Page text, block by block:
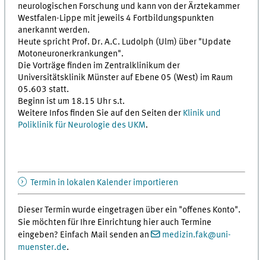
neurologischen Forschung und kann von der Ärztekammer
Westfalen-Lippe mit jeweils 4 Fortbildungspunkten
anerkannt werden.
Heute spricht Prof. Dr. A.C. Ludolph (Ulm) über "Update
Motoneuronerkrankungen".
Die Vorträge finden im Zentralklinikum der
Universitätsklinik Münster auf Ebene 05 (West) im Raum
05.603 statt.
Beginn ist um 18.15 Uhr s.t.
Weitere Infos finden Sie auf den Seiten der Klinik und
Poliklinik für Neurologie des UKM.
Termin in lokalen Kalender importieren
Dieser Termin wurde eingetragen über ein "offenes Konto".
Sie möchten für Ihre Einrichtung hier auch Termine
eingeben? Einfach Mail senden an
medizin.fak@uni-
muenster.de.